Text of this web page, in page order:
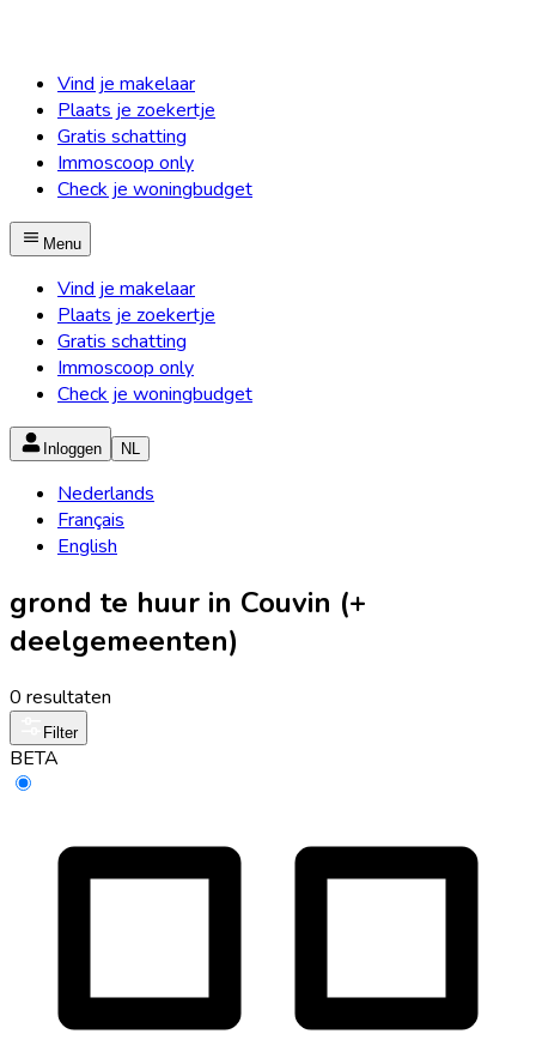
Vind je makelaar
Plaats je zoekertje
Gratis schatting
Immoscoop only
Check je woningbudget
Menu
Vind je makelaar
Plaats je zoekertje
Gratis schatting
Immoscoop only
Check je woningbudget
Inloggen NL
Nederlands
Français
English
grond te huur in Couvin (+
deelgemeenten)
0 resultaten
Filter
BETA